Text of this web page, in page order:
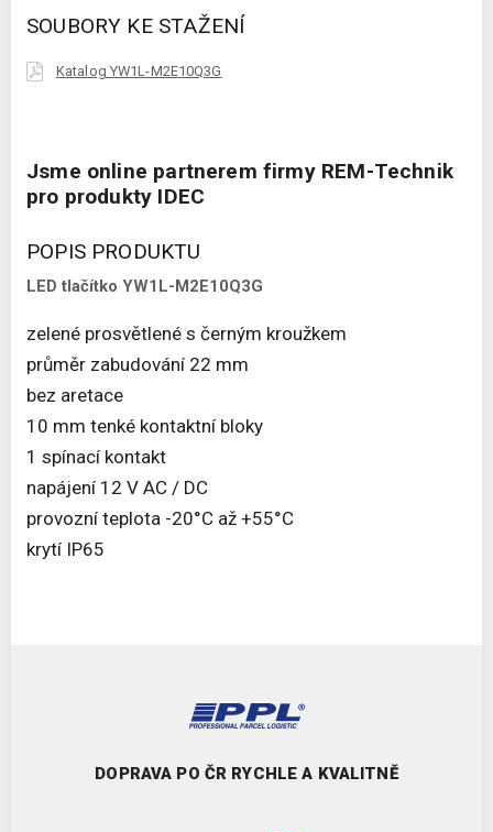
SOUBORY KE STAŽENÍ
Katalog YW1L-M2E10Q3G
Jsme online partnerem firmy REM-Technik
pro produkty IDEC
POPIS PRODUKTU
LED tlačítko YW1L-M2E10Q3G
zelené prosvětlené s černým kroužkem
průměr zabudování 22 mm
bez aretace
10 mm tenké kontaktní bloky
1 spínací kontakt
napájení 12 V AC / DC
provozní teplota -20°C až +55°C
krytí IP65
DOPRAVA PO ČR RYCHLE A KVALITNĚ